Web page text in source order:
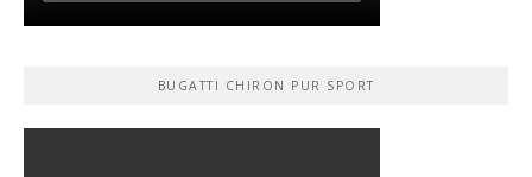
BUGATTI CHIRON PUR SPORT